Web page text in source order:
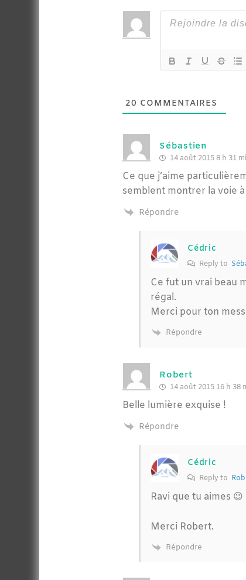
20 COMMENTAIRES
Sébastien
14 août 2015 8 h 31
Ce que j’aime
semblent montrer la voie
Répondre
Cédric
Reply to
Ce fut un vrai beau
régal.
Merci pour ton
Répondre
Robert
14 août 2015 16 h 38
Belle lumière exquise !
Répondre
Cédric
Reply to
Ravi que tu aimes 😉
Merci Robert.
Répondre